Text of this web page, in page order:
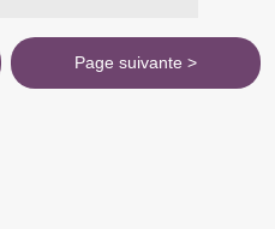
Page suivante >